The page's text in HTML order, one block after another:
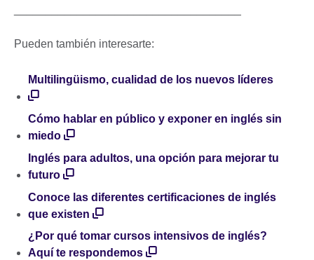
Pueden también interesarte:
Multilingüismo, cualidad de los nuevos líderes
Cómo hablar en público y exponer en inglés sin
miedo
Inglés para adultos, una opción para mejorar tu
futuro
Conoce las diferentes certificaciones de inglés
que existen
¿Por qué tomar cursos intensivos de inglés?
Aquí te respondemos